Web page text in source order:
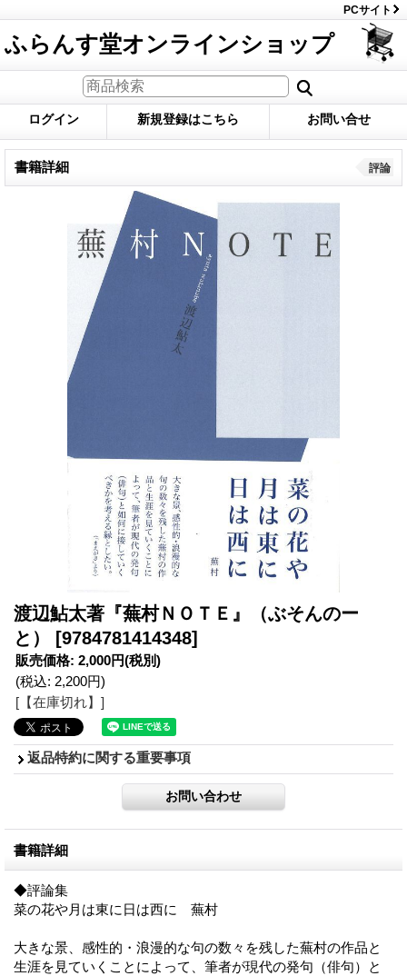
PCサイト
ふらんす堂オンラインショップ
ログイン 新規登録はこちら お問い合せ
書籍詳細 評論
渡辺鮎太著『蕪村ＮＯＴＥ』（ぶそんのー
と）
[9784781414348]
販売価格: 2,000円(税別)
(税込: 2,200円)
[【在庫切れ】]
返品特約に関する重要事項
書籍詳細
◆評論集
菜の花や月は東に日は西に 蕪村
大きな景、感性的・浪漫的な句の数々を残した蕪村の作品と
生涯を見ていくことによって、筆者が現代の発句（俳句）と